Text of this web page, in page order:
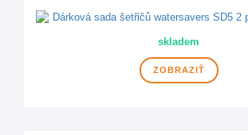
skladem
ZOBRAZIŤ